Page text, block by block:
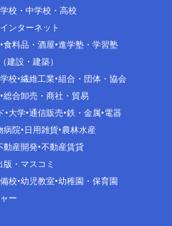
校・中学校・高校
ンターネット
食料品・酒屋 進学塾・学習塾
建設・建築）
校 繊維工業 組合・団体・協会
総合卸売・商社・貿易
大学 通信販売 鉄・金属 電器
病院 日用雑貨 農林水産
動産開発 不動産賃貸
・マスコミ
校 幼児教室 幼稚園・保育園
ー